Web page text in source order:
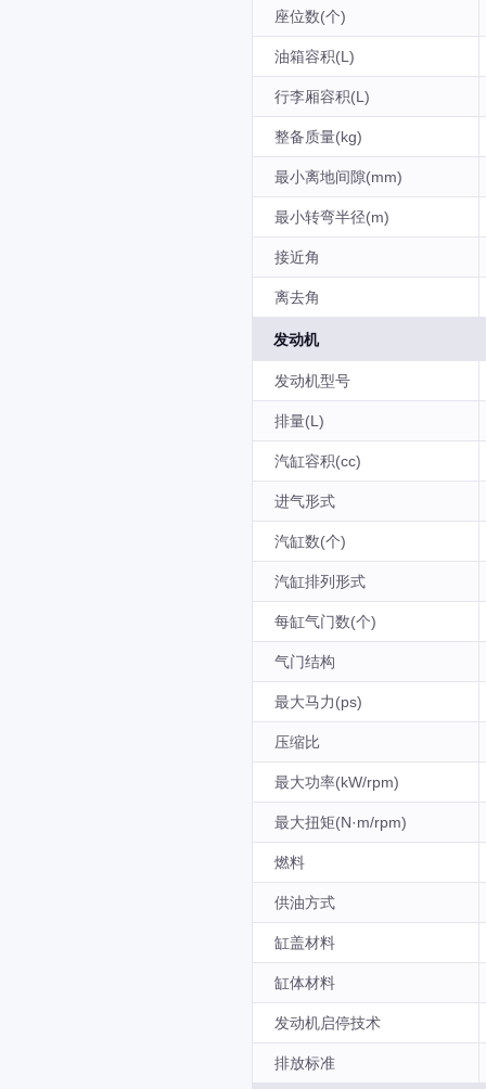
座位数(个)
油箱容积(L)
行李厢容积(L)
整备质量(kg)
最小离地间隙(mm)
最小转弯半径(m)
接近角
离去角
发动机
发动机型号
排量(L)
汽缸容积(cc)
进气形式
汽缸数(个)
汽缸排列形式
每缸气门数(个)
气门结构
最大马力(ps)
压缩比
最大功率(kW/rpm)
最大扭矩(N·m/rpm)
燃料
供油方式
缸盖材料
缸体材料
发动机启停技术
排放标准